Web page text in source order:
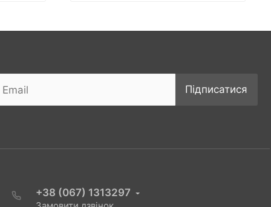
Підписатися
+38 (067) 1313297